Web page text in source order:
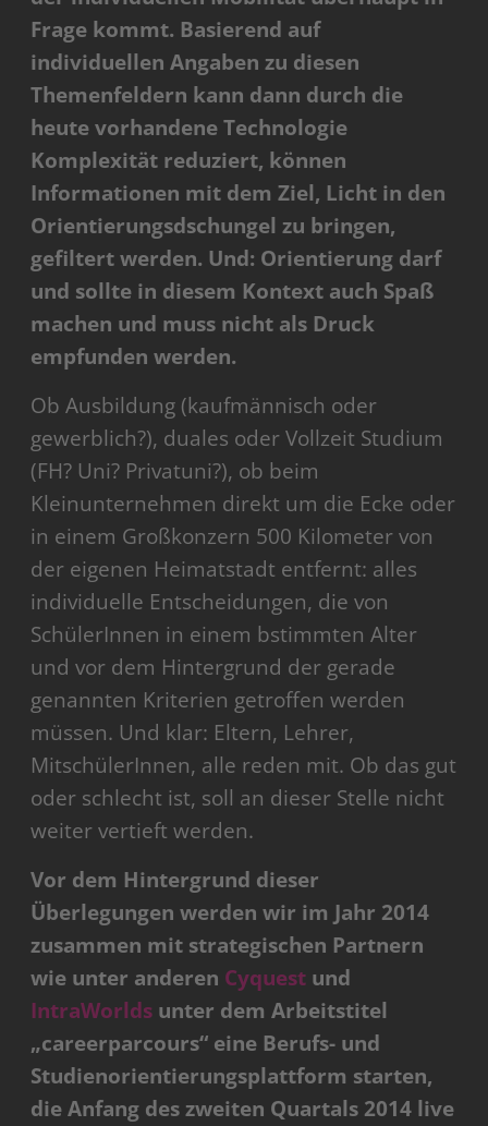
Frage kommt. Basierend auf
individuellen Angaben zu diesen
Themenfeldern kann dann durch die
heute vorhandene Technologie
Komplexität reduziert, können
Informationen mit dem Ziel, Licht in den
Orientierungsdschungel zu bringen,
gefiltert werden. Und: Orientierung darf
und sollte in diesem Kontext auch Spaß
machen und muss nicht als Druck
empfunden werden.
Ob Ausbildung (kaufmännisch oder
gewerblich?), duales oder Vollzeit Studium
(FH? Uni? Privatuni?), ob beim
Kleinunternehmen direkt um die Ecke oder
in einem Großkonzern 500 Kilometer von
der eigenen Heimatstadt entfernt: alles
individuelle Entscheidungen, die von
SchülerInnen in einem bstimmten Alter
und vor dem Hintergrund der gerade
genannten Kriterien getroffen werden
müssen. Und klar: Eltern, Lehrer,
MitschülerInnen, alle reden mit. Ob das gut
oder schlecht ist, soll an dieser Stelle nicht
weiter vertieft werden.
Vor dem Hintergrund dieser
Überlegungen werden wir im Jahr 2014
zusammen mit strategischen Partnern
wie unter anderen Cyquest und
IntraWorlds unter dem Arbeitstitel
„careerparcours“ eine Berufs- und
Studienorientierungsplattform starten,
die Anfang des zweiten Quartals 2014 live